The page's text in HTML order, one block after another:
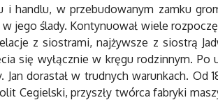
i handlu, w przebudowanym zamku
w jego ślady. Kontynuował wiele
z siostrami, najżywsze z siostrą
się wyłącznie w kręgu rodzinnym.
dorastał w trudnych warunkach.
Cegielski, przyszły twórca fabryki